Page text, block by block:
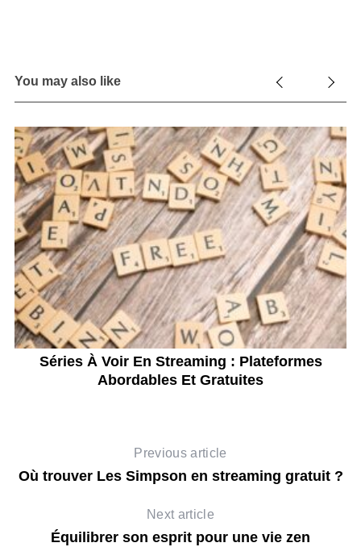
You may also like
Séries À Voir En Streaming : Plateformes
Abordables Et Gratuites
Previous article
Où trouver Les Simpson en streaming gratuit ?
Next article
Équilibrer son esprit pour une vie zen